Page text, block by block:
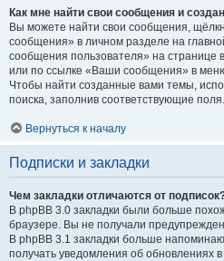
Как мне найти свои сообщения и
Вы можете найти свои сообщения,
сообщения» в личном разделе на
сообщения пользователя» на
или по ссылке «Ваши сообщения» в
Чтобы найти созданные вами темы,
поиска, заполнив соответствующие поля.
Вернуться к началу
Подписки и закладки
Чем закладки отличаются от
В phpBB 3.0 закладки были больше
браузере. Вы не получали
В phpBB 3.1 закладки больше
получать уведомления об обновлениях